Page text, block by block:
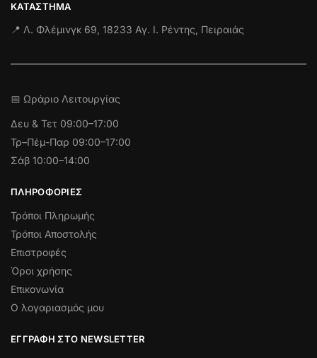
ΚΑΤΆΣΤΗΜΑ
📍 Λ. Φλέμινγκ 69, 18233 Αγ. Ι. Ρέντης, Πειραιάς
📅 Ωράριο Λειτουργίας
Δευ & Τετ 09:00–17:00
Τρ–Πέμ-Παρ 09:00–17:00
Σάβ 10:00–14:00
ΠΛΗΡΟΦΟΡΊΕΣ
Τρόποι Πληρωμής
Τρόποι Αποστολής
Επιστροφές
Όροι χρήσης
Επικονωνία
Ο λογαριασμός μου
ΕΓΓΡΑΦΉ ΣΤΟ NEWSLETTER